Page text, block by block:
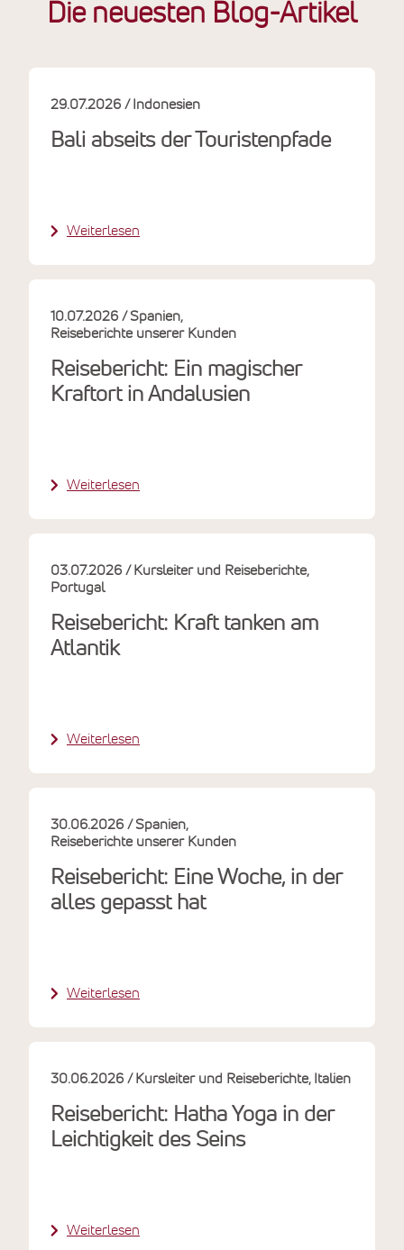
Die neuesten Blog-Artikel
Bali abseits der Touristenpfade
29.07.2026 Indonesien
Weiterlesen
Reisebericht: Ein magischer
Kraftort in Andalusien
10.07.2026
Spanien
Reiseberichte unserer Kunden
Weiterlesen
Reisebericht: Kraft tanken am
Atlantik
03.07.2026
Kursleiter und Reiseberichte
Portugal
Weiterlesen
Reisebericht: Eine Woche, in der
alles gepasst hat
30.06.2026
Spanien
Reiseberichte unserer Kunden
Weiterlesen
Reisebericht: Hatha Yoga in der
Leichtigkeit des Seins
30.06.2026 Kursleiter und Reiseberichte Italien
Weiterlesen